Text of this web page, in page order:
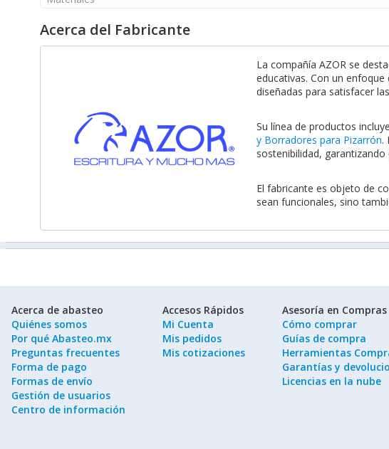
Acerca del Fabricante
La compañía AZOR se
educativas. Con un
diseñadas para satisfacer
Su línea de productos
y Borradores para Pizarrón.
sostenibilidad,
El fabricante es objeto de
sean funcionales, sino
Acerca de abasteo
Quiénes somos
Por qué Abasteo.mx
Preguntas frecuentes
Forma de pago
Formas de envío
Gestión de usuarios
Centro de información
Accesos Rápidos
Mi Cuenta
Mis pedidos
Mis cotizaciones
Asesoría en Compras
Cómo comprar
Guías de compra
Herramientas
Garantías y
Licencias en la nube